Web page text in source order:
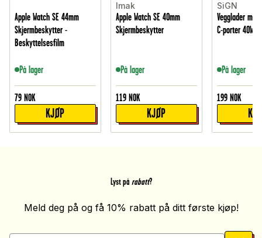
Apple Watch SE 44mm
Skjermbeskytter -
Beskyttelsesfilm
På lager
79 NOK
KJØP
Imak
Apple Watch SE 40mm
Skjermbeskytter
På lager
119 NOK
KJØP
SiGN
Vegglader
C-porter 40W,
På lager
199 NOK
Lyst på rabatt?
Meld deg på og få 10% rabatt på ditt første kjøp!